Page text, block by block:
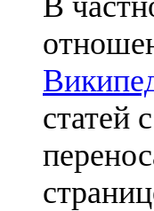
статей